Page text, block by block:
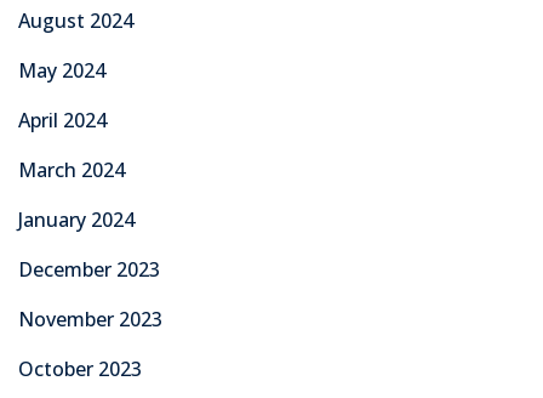
August 2024
May 2024
April 2024
March 2024
January 2024
December 2023
November 2023
October 2023